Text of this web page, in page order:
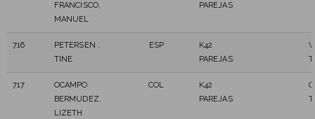
FRANCISCO,
MANUEL
PAREJAS
716
PETERSEN ,
TINE
ESP
K42
PAREJAS
717
OCAMPO
BERMUDEZ,
LIZETH
COL
K42
PAREJAS